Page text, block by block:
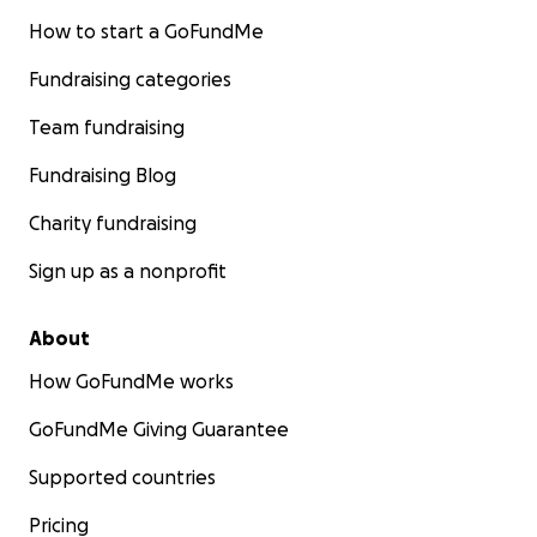
How to start a GoFundMe
Fundraising categories
Team fundraising
Fundraising Blog
Charity fundraising
Sign up as a nonprofit
About
How GoFundMe works
GoFundMe Giving Guarantee
Supported countries
Pricing